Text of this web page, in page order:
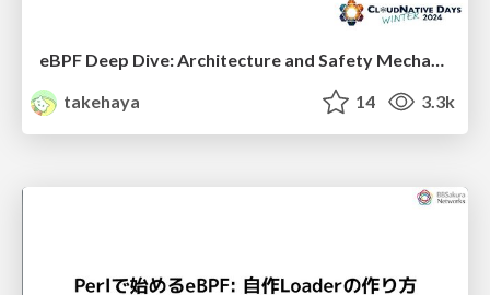
eBPF Deep Dive: Architecture and Safety Mechanisms
takehaya
14 3.3k